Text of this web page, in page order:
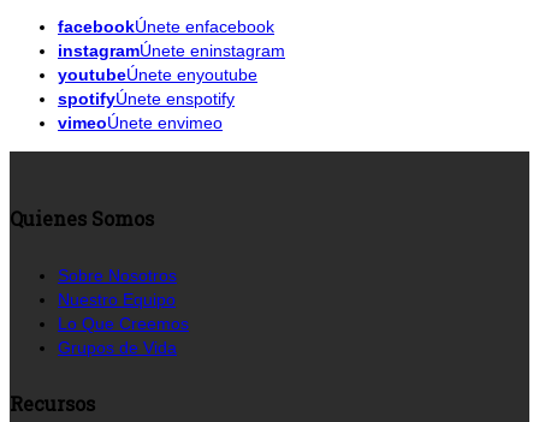
facebookÚnete enfacebook
instagramÚnete eninstagram
youtubeÚnete enyoutube
spotifyÚnete enspotify
vimeoÚnete envimeo
Quienes Somos
Sobre Nosotros
Nuestro Equipo
Lo Que Creemos
Grupos de Vida
Recursos